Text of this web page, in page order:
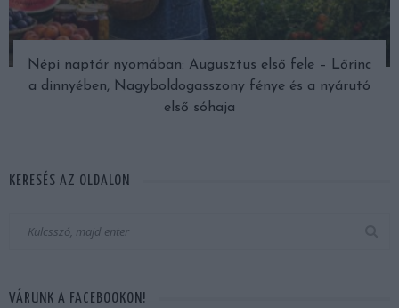
Népi naptár nyomában: Augusztus első fele – Lőrinc
a dinnyében, Nagyboldogasszony fénye és a nyárutó
első sóhaja
KERESÉS AZ OLDALON
VÁRUNK A FACEBOOKON!